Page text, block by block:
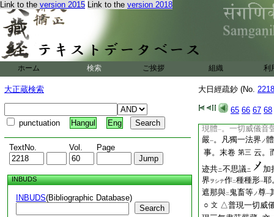
Link to the version 2015 Link to the version 2018
ホーム 検索 ご挨拶 組織 利
大正蔵検索
punctuation Hangul Eng
TextNo. Vol. Page
INBUDS
INBUDS(Bibliographic Database)
Search
大日經疏鈔 (No.
65 66 67 68
所謂莊嚴者謂從二一
是威儀無 非
密
切音聲一。如レ 是音
一切本尊 。如
所詮ハ
色
麁細重重ナルヲ以被
第十 嚴者具二種種ノ
密 一莊二 嚴身土 。是
現體一。一切威儀音
嚴一。凡獨一法界 ノ體
事。末卷 第三 云。
迹共ニ不思議ニ
加
界 ヲシテ作二種種形一耶
遮那與二 鬼畜等ノ尊一
○ 文 △普現一切威